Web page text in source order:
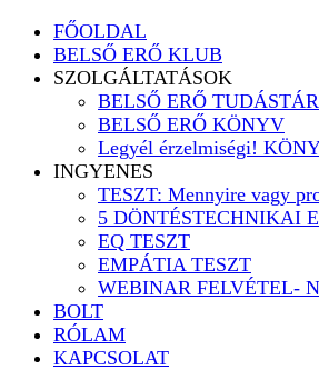
FŐOLDAL
BELSŐ ERŐ KLUB
SZOLGÁLTATÁSOK
BELSŐ ERŐ TUDÁSTÁR
BELSŐ ERŐ KÖNYV
Legyél érzelmiségi!
INGYENES
TESZT: Mennyire vagy
5 DÖNTÉSTECHNIKAI
EQ TESZT
EMPÁTIA TESZT
WEBINAR FELVÉTEL-
BOLT
RÓLAM
KAPCSOLAT